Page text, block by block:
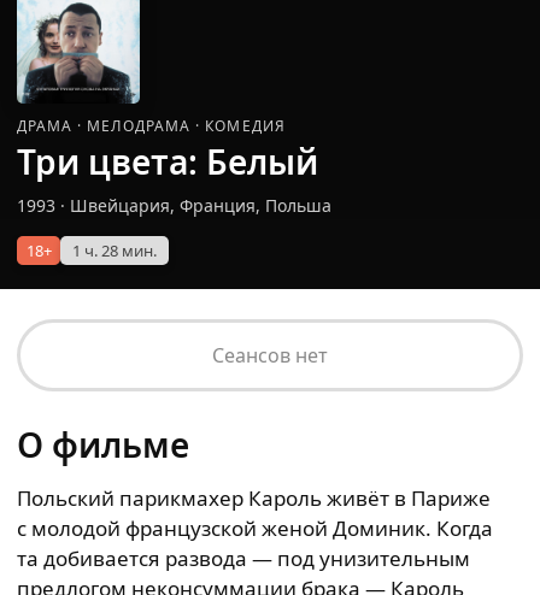
ДРАМА · МЕЛОДРАМА · КОМЕДИЯ
Три цвета: Белый
1993 · Швейцария, Франция, Польша
18+ 1 ч. 28 мин.
Сеансов нет
О фильме
Польский парикмахер Кароль живёт в Париже
с молодой французской женой Доминик. Когда
та добивается развода — под унизительным
предлогом неконсуммации брака — Кароль